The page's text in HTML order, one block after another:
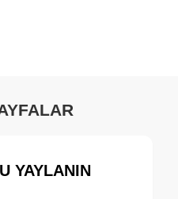
YAYLANIN